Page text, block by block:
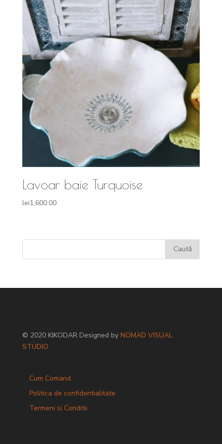
lei1,800.00.
Lavoar baie Turquoise
lei1,600.00
© 2020 KIKODAR Designed by NOMAD VISUAL
STUDIO
Cum Comand
Politica de confidentialitate
Termeni si Conditii